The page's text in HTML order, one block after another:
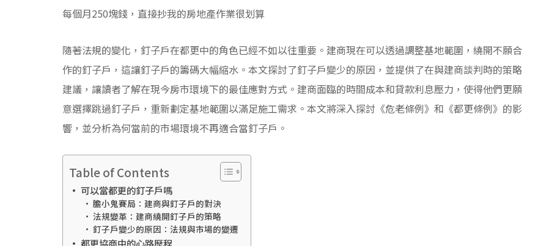
每個月250塊錢，直接抄我的房地產作業很划算
隨著法規的變化，釘子戶在都更中的角色已經不如以往重要。建商現在可以透過調整基地範圍，繞開不願合
作的釘子戶，這讓釘子戶的籌碼大幅縮水。本文探討了釘子戶變少的原因，並提供了在與建商談判時的策略
建議，讓讀者了解在現今房市環境下的最佳應對方式。建商面臨的時間成本和貸款利息壓力，使得他們更願
意選擇跳過釘子戶，重新劃定基地範圍以滿足施工需求。本文將深入探討《危老條例》和《都更條例》的影
響，並分析為何當前的市場環境不再適合當釘子戶。
Table of Contents
可以當都更的釘子戶嗎
膽小鬼賽局：建商與釘子戶的對決
法規變革：建商繞開釘子戶的策略
釘子戶變少的原因：法規與市場的變遷
都更協商中的心路歷程